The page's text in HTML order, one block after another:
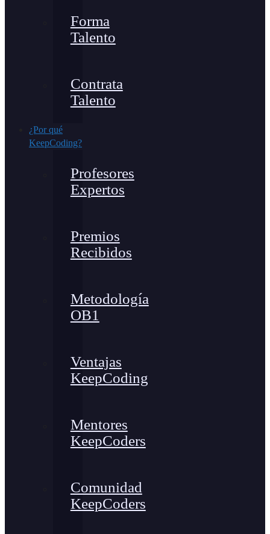
Forma
Talento
Contrata
Talento
¿Por qué
KeepCoding?
Profesores
Expertos
Premios
Recibidos
Metodología
OB1
Ventajas
KeepCoding
Mentores
KeepCoders
Comunidad
KeepCoders